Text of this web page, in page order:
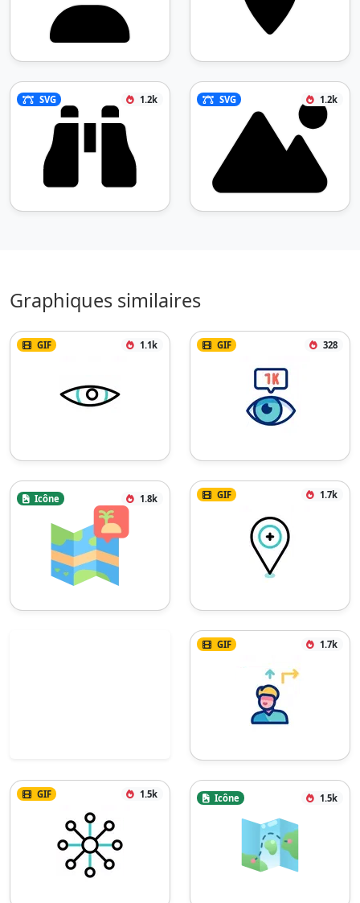
SVG 1.2k SVG 1.2k
Graphiques similaires
GIF 1.1k GIF 328
Icône 1.8k GIF 1.7k
GIF 1.7k
GIF 1.5k Icône 1.5k